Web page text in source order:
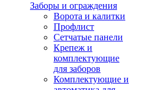
Заборы и ограждения
Ворота и калитки
Профлист
Сетчатые панели
Крепеж и
комплектующие
для заборов
Комплектующие и